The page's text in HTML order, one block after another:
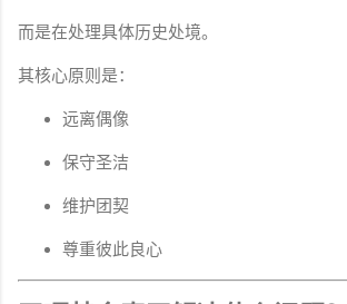
而是在处理具体历史处境。
其核心原则是：
远离偶像
保守圣洁
维护团契
尊重彼此良心